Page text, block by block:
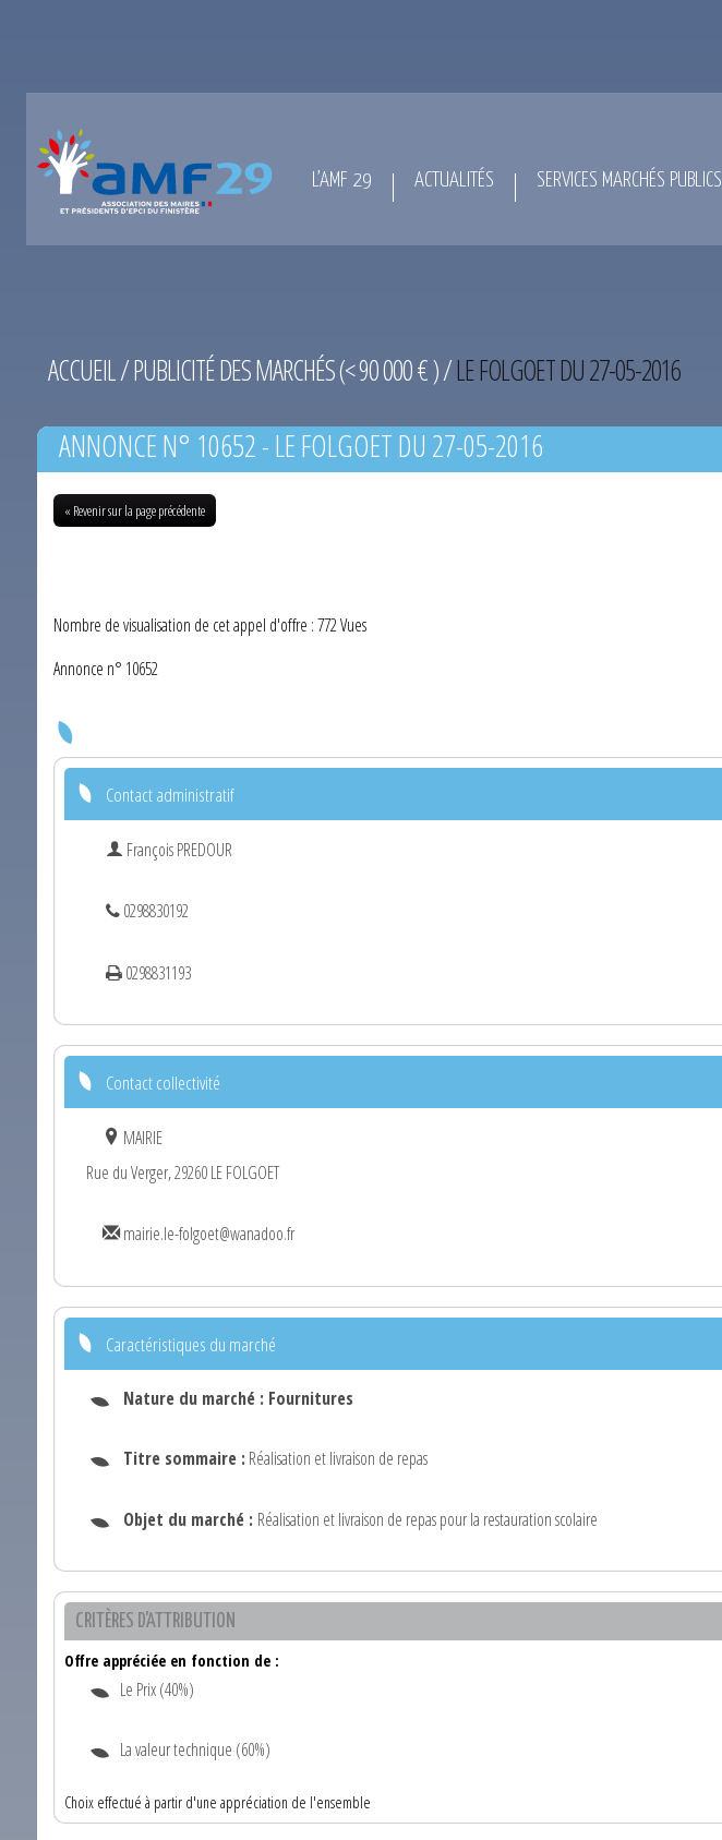
L’AMF 29 ACTUALITÉS SERVICES MARCHÉS PUBLICS
ACCUEIL/PUBLICITÉ DES MARCHÉS (< 90 000 € )/LE FOLGOET DU 27-05-2016
ANNONCE N° 10652 - LE FOLGOET DU 27-05-2016
« Revenir sur la page précédente
Nombre de visualisation de cet appel d'offre : 772 Vues
Annonce n° 10652
Contact administratif
François PREDOUR
0298830192
0298831193
Contact collectivité
MAIRIE
Rue du Verger, 29260 LE FOLGOET
mairie.le-folgoet@wanadoo.fr
Caractéristiques du marché
Nature du marché : Fournitures
Titre sommaire : Réalisation et livraison de repas
Objet du marché : Réalisation et livraison de repas pour la restauration scolaire
CRITÈRES D'ATTRIBUTION
Offre appréciée en fonction de :
Le Prix (40%)
La valeur technique (60%)
Choix effectué à partir d'une appréciation de l'ensemble